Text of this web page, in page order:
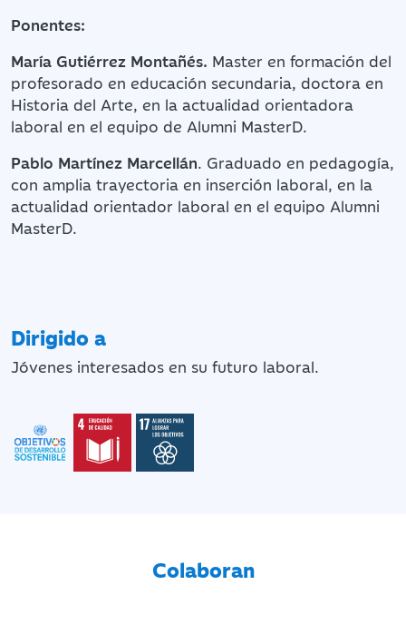
Ponentes:
María Gutiérrez Montañés. Master en formación del
profesorado en educación secundaria, doctora en
Historia del Arte, en la actualidad orientadora
laboral en el equipo de Alumni MasterD.
Pablo Martínez Marcellán. Graduado en pedagogía,
con amplia trayectoria en inserción laboral, en la
actualidad orientador laboral en el equipo Alumni
MasterD.
Dirigido a
Jóvenes interesados en su futuro laboral.
Colaboran